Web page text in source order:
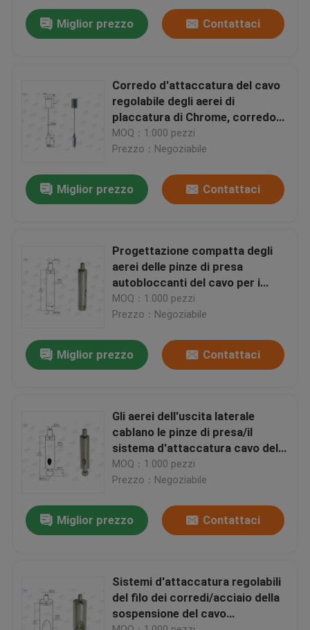
Prodotti
Video
Circa noi
Controllo di qualità
Richieda una citazione
Pinze di presa del cavo degli aerei
Pinze di presa del cavetto registrabile
Miglior prezzo Contattaci
Corredo d'attaccatura del cavo
regolabile degli aerei di
placcatura di Chrome, corredo
della sospensione del cavo
dell'acciaio inossidabile
MOQ：1.000 pezzi
Prezzo：Negoziabile
Miglior prezzo Contattaci
Progettazione compatta degli
aerei delle pinze di presa
autobloccanti del cavo per i
corredi d'attaccatura del
pannello del LED
MOQ：1.000 pezzi
Prezzo：Negoziabile
Miglior prezzo Contattaci
Gli aerei dell'uscita laterale
cablano le pinze di presa/il
sistema d'attaccatura cavo del
soffitto per la luce della pista
MOQ：1.000 pezzi
Prezzo：Negoziabile
Miglior prezzo Contattaci
Sistemi d'attaccatura regolabili
del filo dei corredi/acciaio della
sospensione del cavo